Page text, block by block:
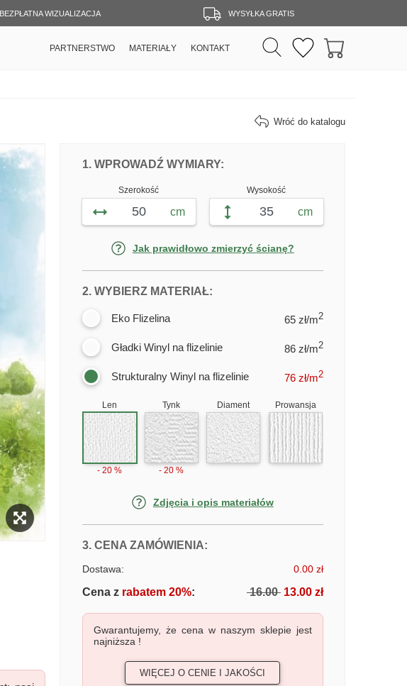
BEZPŁATNA WIZUALIZACJA WYSYŁKA GRATIS
PARTNERSTWO MATERIAŁY KONTAKT
Wróć do katalogu
DOPASUJ FOTOTAPETĘ DROGA DO
1. WPROWADŹ WYMIARY:FOTOTAPETY DROGA DO
Szerokość
cm
Wysokość
cm
Jak prawidłowo zmierzyć ścianę?
2. WYBIERZ MATERIAŁ:DLA FOTOTAPETY DROGA DO
Eko Flizelina 65 zł/m2
Gładki Winyl na flizelinie 86 zł/m2
Strukturalny Winyl na flizelinie 76zł/m2
Len
- 20 %
Tynk
- 20 %
Diament Prowansja
Zdjęcia i opis materiałów
3. CENA ZAMÓWIENIA:FOTOTAPETY DROGA DO KRAINY
Dostawa: 0.00 zł
Cena zrabatem 20%: 16.0013.00 zł
Gwarantujemy, że cena w naszym sklepie jest
najniższa !
WIĘCEJ O CENIE I JAKOŚCI